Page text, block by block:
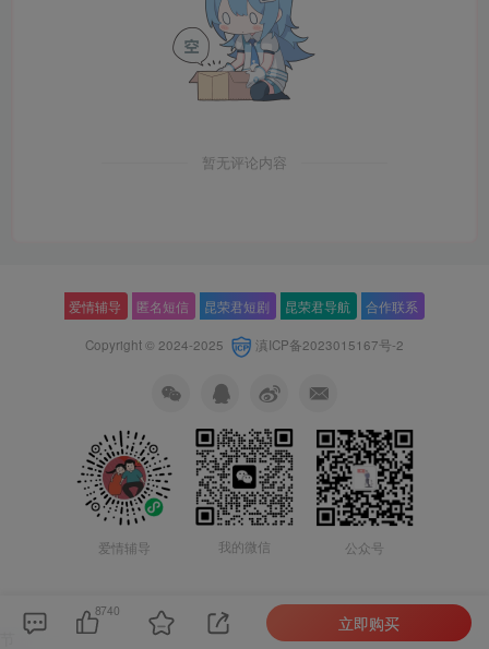
暂无评论内容
爱情辅导 匿名短信 昆荣君短剧 昆荣君导航 合作联系
Copyright © 2024-2025 滇ICP备2023015167号-2
爱情辅导 我的微信 公众号
8740
立即购买